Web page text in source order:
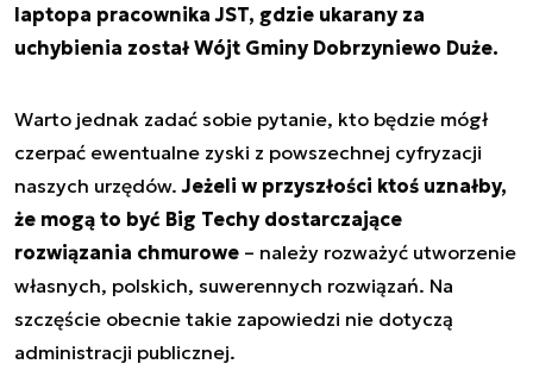
laptopa pracownika JST, gdzie ukarany za
uchybienia został Wójt Gminy Dobrzyniewo Duże.
Warto jednak zadać sobie pytanie, kto będzie mógł
czerpać ewentualne zyski z powszechnej cyfryzacji
naszych urzędów.Jeżeli w przyszłości ktoś uznałby,
że mogą to być Big Techy dostarczające
rozwiązania chmurowe – należy rozważyć utworzenie
własnych, polskich, suwerennych rozwiązań. Na
szczęście obecnie takie zapowiedzi nie dotyczą
administracji publicznej.